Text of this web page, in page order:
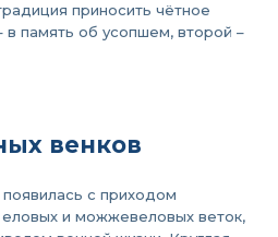
приносить чётное
в память об усопшем, второй –
венков
появилась с приходом
еловых и можжевеловых веток,